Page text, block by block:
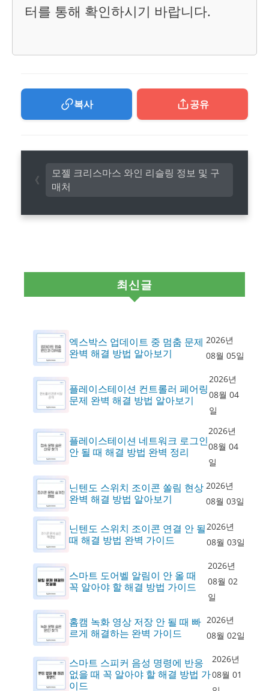
터를 통해 확인하시기 바랍니다.
복사 공유
모젤 크리스마스 와인 리슬링 정보 및 구
매처
최신글
엑스박스 업데이트 중 멈춤 문제
완벽 해결 방법 알아보기
2026년
08월 05일
플레이스테이션 컨트롤러 페어링
문제 완벽 해결 방법 알아보기
2026년
08월 04
일
플레이스테이션 네트워크 로그인
안 될 때 해결 방법 완벽 정리
2026년
08월 04
일
닌텐도 스위치 조이콘 쏠림 현상
완벽 해결 방법 알아보기
2026년
08월 03일
닌텐도 스위치 조이콘 연결 안 될
때 해결 방법 완벽 가이드
2026년
08월 03일
스마트 도어벨 알림이 안 올 때
꼭 알아야 할 해결 방법 가이드
2026년
08월 02
일
홈캠 녹화 영상 저장 안 될 때 빠
르게 해결하는 완벽 가이드
2026년
08월 02일
스마트 스피커 음성 명령에 반응
없을 때 꼭 알아야 할 해결 방법 가
이드
2026년
08월 01